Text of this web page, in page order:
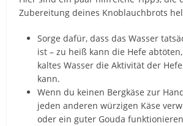
Zubereitung deines Knoblauchbrots
Sorge dafür, dass das Wasser
ist – zu heiß kann die Hefe
kaltes Wasser die Aktivität der
kann.
Wenn du keinen Bergkäse zur
jeden anderen würzigen Käse
oder ein guter Gouda